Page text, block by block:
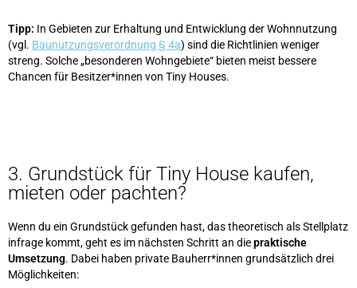
Tipp: In Gebieten zur Erhaltung und Entwicklung der Wohnnutzung
(vgl. Baunutzungsverordnung § 4a) sind die Richtlinien weniger
streng. Solche „besonderen Wohngebiete“ bieten meist bessere
Chancen für Besitzer*innen von Tiny Houses.
3. Grundstück für Tiny House kaufen,
mieten oder pachten?
Wenn du ein Grundstück gefunden hast, das theoretisch als Stellplatz
infrage kommt, geht es im nächsten Schritt an diepraktische
Umsetzung. Dabei haben private Bauherr*innen grundsätzlich drei
Möglichkeiten: